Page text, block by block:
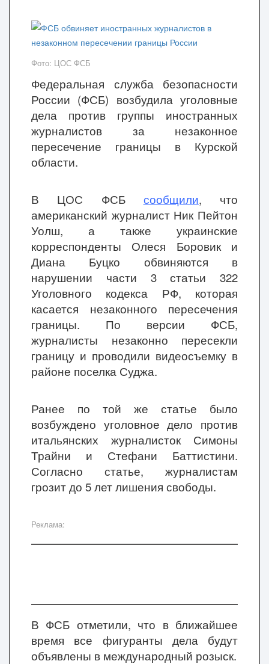
Фото: ЦОС ФСБ
Федеральная служба безопасности
России (ФСБ) возбудила уголовные
дела против группы иностранных
журналистов за незаконное
пересечение границы в Курской
области.
В ЦОС ФСБ сообщили, что
американский журналист Ник Пейтон
Уолш, а также украинские
корреспонденты Олеся Боровик и
Диана Буцко обвиняются в
нарушении части 3 статьи 322
Уголовного кодекса РФ, которая
касается незаконного пересечения
границы. По версии ФСБ,
журналисты незаконно пересекли
границу и проводили видеосъемку в
районе поселка Суджа.
Ранее по той же статье было
возбуждено уголовное дело против
итальянских журналисток Симоны
Трайни и Стефани Баттистини.
Согласно статье, журналистам
грозит до 5 лет лишения свободы.
Реклама:
В ФСБ отметили, что в ближайшее
время все фигуранты дела будут
объявлены в международный розыск.